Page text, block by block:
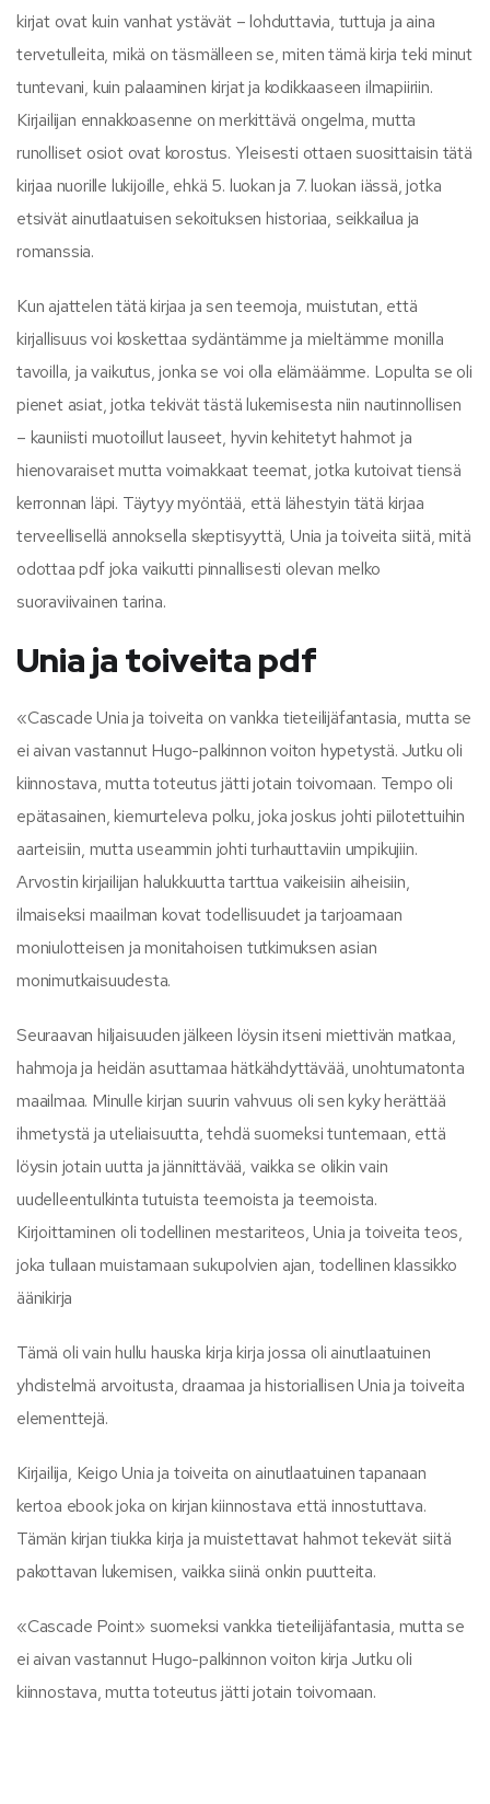
kirjat ovat kuin vanhat ystävät – lohduttavia, tuttuja ja aina
tervetulleita, mikä on täsmälleen se, miten tämä kirja teki minut
tuntevani, kuin palaaminen kirjat ja kodikkaaseen ilmapiiriin.
Kirjailijan ennakkoasenne on merkittävä ongelma, mutta
runolliset osiot ovat korostus. Yleisesti ottaen suosittaisin tätä
kirjaa nuorille lukijoille, ehkä 5. luokan ja 7. luokan iässä, jotka
etsivät ainutlaatuisen sekoituksen historiaa, seikkailua ja
romanssia.
Kun ajattelen tätä kirjaa ja sen teemoja, muistutan, että
kirjallisuus voi koskettaa sydäntämme ja mieltämme monilla
tavoilla, ja vaikutus, jonka se voi olla elämäämme. Lopulta se oli
pienet asiat, jotka tekivät tästä lukemisesta niin nautinnollisen
– kauniisti muotoillut lauseet, hyvin kehitetyt hahmot ja
hienovaraiset mutta voimakkaat teemat, jotka kutoivat tiensä
kerronnan läpi. Täytyy myöntää, että lähestyin tätä kirjaa
terveellisellä annoksella skeptisyyttä, Unia ja toiveita siitä, mitä
odottaa pdf joka vaikutti pinnallisesti olevan melko
suoraviivainen tarina.
Unia ja toiveita pdf
«Cascade Unia ja toiveita on vankka tieteilijäfantasia, mutta se
ei aivan vastannut Hugo-palkinnon voiton hypetystä. Jutku oli
kiinnostava, mutta toteutus jätti jotain toivomaan. Tempo oli
epätasainen, kiemurteleva polku, joka joskus johti piilotettuihin
aarteisiin, mutta useammin johti turhauttaviin umpikujiin.
Arvostin kirjailijan halukkuutta tarttua vaikeisiin aiheisiin,
ilmaiseksi maailman kovat todellisuudet ja tarjoamaan
moniulotteisen ja monitahoisen tutkimuksen asian
monimutkaisuudesta.
Seuraavan hiljaisuuden jälkeen löysin itseni miettivän matkaa,
hahmoja ja heidän asuttamaa hätkähdyttävää, unohtumatonta
maailmaa. Minulle kirjan suurin vahvuus oli sen kyky herättää
ihmetystä ja uteliaisuutta, tehdä suomeksi tuntemaan, että
löysin jotain uutta ja jännittävää, vaikka se olikin vain
uudelleentulkinta tutuista teemoista ja teemoista.
Kirjoittaminen oli todellinen mestariteos, Unia ja toiveita teos,
joka tullaan muistamaan sukupolvien ajan, todellinen klassikko
äänikirja
Tämä oli vain hullu hauska kirja kirja jossa oli ainutlaatuinen
yhdistelmä arvoitusta, draamaa ja historiallisen Unia ja toiveita
elementtejä.
Kirjailija, Keigo Unia ja toiveita on ainutlaatuinen tapanaan
kertoa ebook joka on kirjan kiinnostava että innostuttava.
Tämän kirjan tiukka kirja ja muistettavat hahmot tekevät siitä
pakottavan lukemisen, vaikka siinä onkin puutteita.
«Cascade Point» suomeksi vankka tieteilijäfantasia, mutta se
ei aivan vastannut Hugo-palkinnon voiton kirja Jutku oli
kiinnostava, mutta toteutus jätti jotain toivomaan.